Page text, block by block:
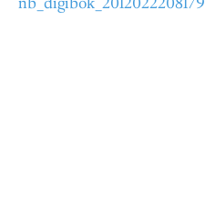
nb_digibok_2012022208179